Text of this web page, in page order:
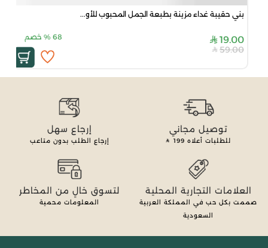
بني حقيبة غداء مزينة بطبعة الجمل المحبوب للأو...
19.00
68
% خصم
59.00
توصيل مجاني
للطلبات أعلاه 199
إرجاع سهل
إرجاع الطلب بدون متاعب
العلامات التجارية المحلية
صممت بكل حب في المملكة العربية
السعودية
لتسوق خالٍ من المخاطر
المعلومات محمية